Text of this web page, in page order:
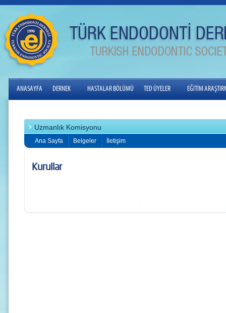
ANASAYFA DERNEK HASTALAR BÖLÜMÜ TED ÜYELER EĞİTİM
Uzmanlık Komisyonu
Ana Sayfa Belgeler İletişim
Kurullar